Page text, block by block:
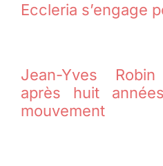
Eccleria s’engage
Jean-Yves
après huit
mouvement